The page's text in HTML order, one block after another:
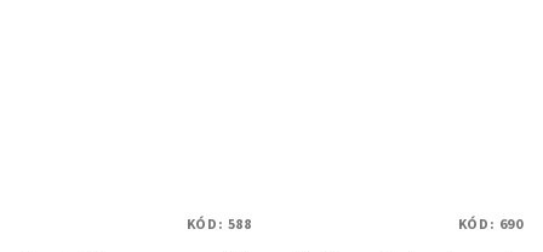
KÓD: 588 KÓD: 690